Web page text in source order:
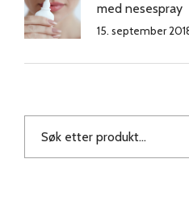
med nesespray
15. september